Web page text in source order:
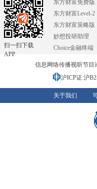
扫一扫下载
APP
东方财富免费版
东方财富Level-2
东方财富策略版
妙想投研助理
Choice金融终端
信息网络传播视听节目
沪ICP证:沪
关于我们